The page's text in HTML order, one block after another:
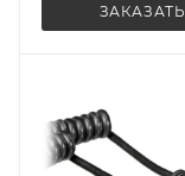
ЗАКАЗАТЬ